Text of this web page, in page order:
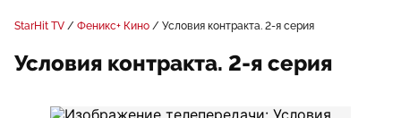
StarHit TV Феникс+ Кино Условия контракта. 2-я серия
Условия контракта. 2-я серия